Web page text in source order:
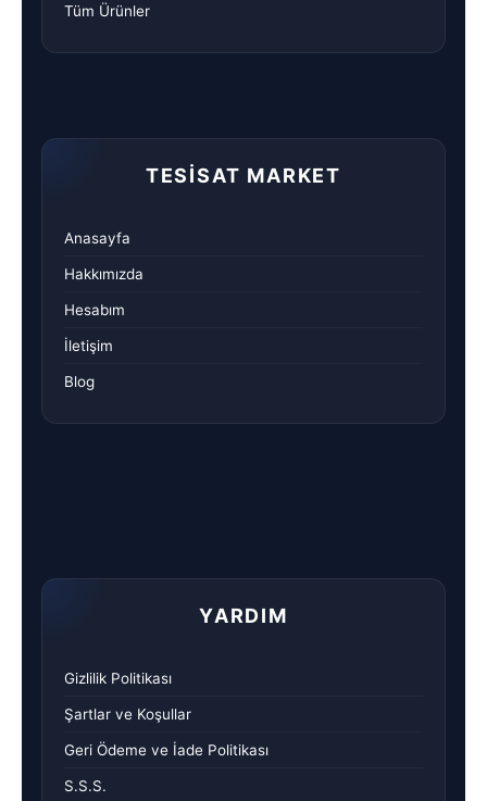
Tüm Ürünler
TESISAT MARKET
Anasayfa
Hakkımızda
Hesabım
İletişim
Blog
YARDIM
Gizlilik Politikası
Şartlar ve Koşullar
Geri Ödeme ve İade Politikası
S.S.S.